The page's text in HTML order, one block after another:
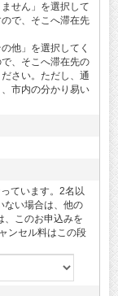
せん」を選択して
で、そこへ滞在先
他」を選択してく
、そこへ滞在先の
さい。ただし、通
市内の分かり易い
ています。2名以
ない場合は、他の
、このお申込みを
ンセル料はこの段